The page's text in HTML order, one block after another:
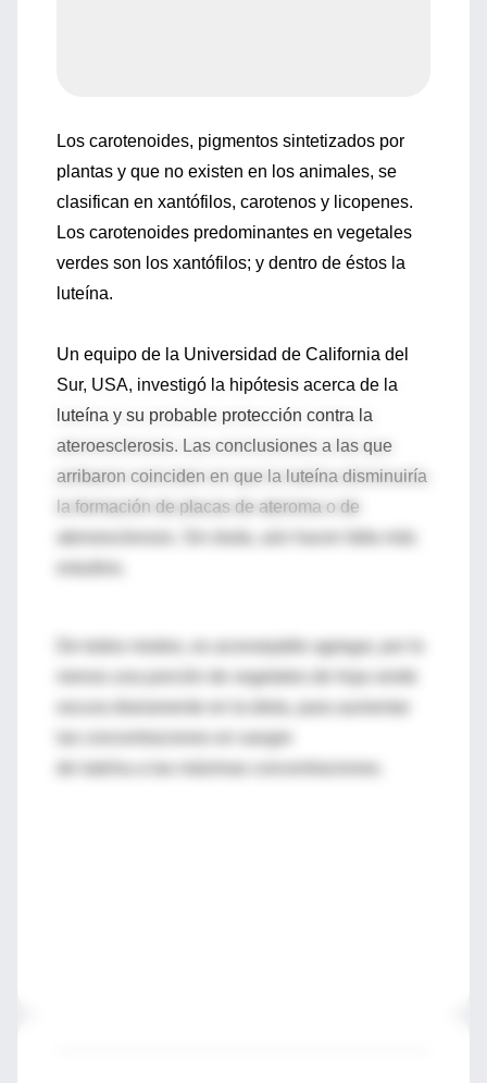
Los carotenoides, pigmentos sintetizados por
plantas y que no existen en los animales, se
clasifican en xantófilos, carotenos y licopenes.
Los carotenoides predominantes en vegetales
verdes son los xantófilos; y dentro de éstos la
luteína.
Un equipo de la Universidad de California del
Sur, USA, investigó la hipótesis acerca de la
luteína y su probable protección contra la
ateroesclerosis. Las conclusiones a las que
arribaron coinciden en que la luteína disminuiría
la formación de placas de ateroma o de
De todos modos, es aconsejable agregar, por lo
menos una porción de vegetales de hoja verde
las concentraciones en sangre